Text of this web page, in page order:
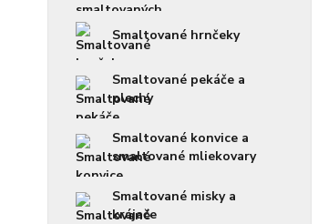
Smaltované hrnčeky
Smaltované pekáče a
plechy
Smaltované konvice a
smaltované mliekovary
Smaltované misky a
krájače